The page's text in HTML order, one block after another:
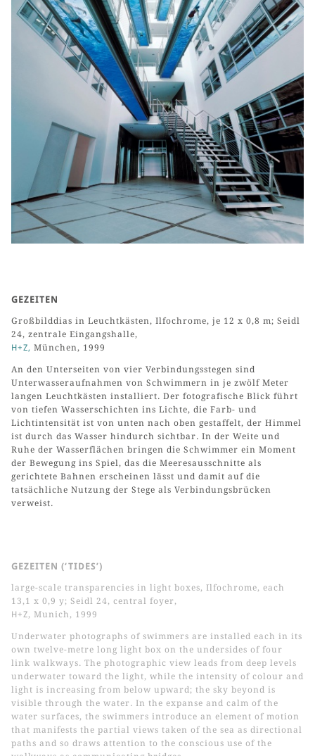
GEZEITEN
Großbilddias in Leuchtkästen, Ilfochrome, je 12 x 0,8 m; Seidl
24, zentrale Eingangshalle,
H+Z, München, 1999
An den Unterseiten von vier Verbindungsstegen sind
Unterwasseraufnahmen von Schwimmern in je zwölf Meter
langen Leuchtkästen installiert. Der fotografische Blick führt
von tiefen Wasserschichten ins Lichte, die Farb- und
Lichtintensität ist von unten nach oben gestaffelt, der Himmel
ist durch das Wasser hindurch sichtbar. In der Weite und
Ruhe der Wasserflächen bringen die Schwimmer ein Moment
der Bewegung ins Spiel, das die Meeresausschnitte als
gerichtete Bahnen erscheinen lässt und damit auf die
tatsächliche Nutzung der Stege als Verbindungsbrücken
verweist.
GEZEITEN (‘TIDES’)
large-scale transparencies in light boxes, Ilfochrome, each
13,1 x 0,9 y; Seidl 24, central foyer,
H+Z, Munich, 1999
Underwater photographs of swimmers are installed each in its
own twelve-metre long light box on the undersides of four
link walkways. The photographic view leads from deep levels
underwater toward the light, while the intensity of colour and
light is increasing from below upward; the sky beyond is
visible through the water. In the expanse and calm of the
water surfaces, the swimmers introduce an element of motion
that manifests the partial views taken of the sea as directional
paths and so draws attention to the conscious use of the